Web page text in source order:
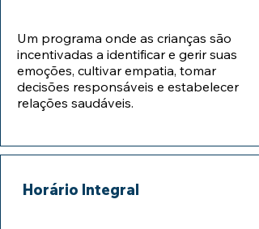
Um programa onde as crianças são
incentivadas a identificar e gerir suas
emoções, cultivar empatia, tomar
decisões responsáveis e estabelecer
relações saudáveis.
Horário Integral